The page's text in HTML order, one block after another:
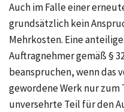
Auch im Falle einer
grundsätzlich kein
Mehrkosten. Eine
Auftragnehmer gemäß §
beanspruchen, wenn das
gewordene Werk nur
unversehrte Teil für den